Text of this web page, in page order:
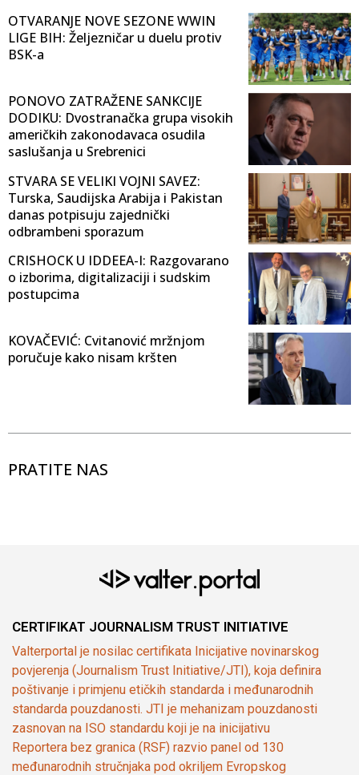
OTVARANJE NOVE SEZONE WWIN
LIGE BIH: Željezničar u duelu protiv
BSK-a
PONOVO ZATRAŽENE SANKCIJE
DODIKU: Dvostranačka grupa visokih
američkih zakonodavaca osudila
saslušanja u Srebrenici
STVARA SE VELIKI VOJNI SAVEZ:
Turska, Saudijska Arabija i Pakistan
danas potpisuju zajednički
odbrambeni sporazum
CRISHOCK U IDDEEA-I: Razgovarano
o izborima, digitalizaciji i sudskim
postupcima
KOVAČEVIĆ: Cvitanović mržnjom
poručuje kako nisam kršten
PRATITE NAS
CERTIFIKAT JOURNALISM TRUST INITIATIVE
Valterportal je nosilac certifikata Inicijative novinarskog
povjerenja (Journalism Trust Initiative/JTI), koja definira
poštivanje i primjenu etičkih standarda i međunarodnih
standarda pouzdanosti. JTI je mehanizam pouzdanosti
zasnovan na ISO standardu koji je na inicijativu
Reportera bez granica (RSF) razvio panel od 130
međunarodnih stručnjaka pod okriljem Evropskog